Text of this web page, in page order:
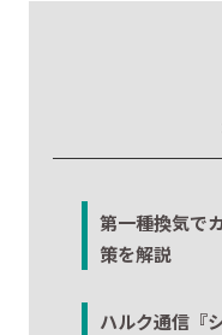
第一種換気で
策を解説
ハルク通信『